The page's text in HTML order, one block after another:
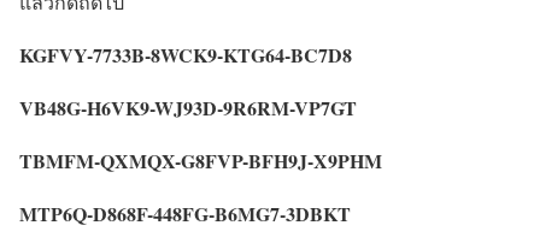
KGFVY-7733B-8WCK9-KTG64-BC7D8
VB48G-H6VK9-WJ93D-9R6RM-VP7GT
TBMFM-QXMQX-G8FVP-BFH9J-X9PHM
MTP6Q-D868F-448FG-B6MG7-3DBKT